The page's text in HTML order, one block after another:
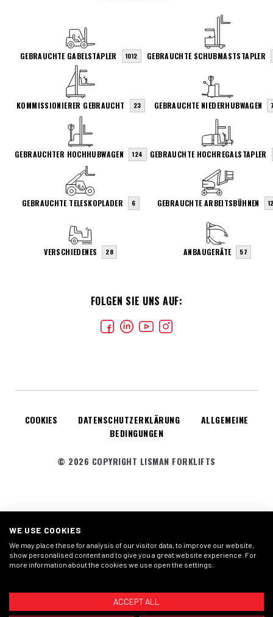
FOLGEN SIE UNS AUF:
GEBRAUCHTE GABELSTAPLER 1012 GEBRAUCHTE SCHUBMASTSTAPLER
KOMMISSIONIERER GEBRAUCHT 23 GEBRAUCHTE NIEDERHUBWAGEN
GEBRAUCHTER HOCHHUBWAGEN 124 GEBRAUCHTE HOCHREGALSTAPLER
GEBRAUCHTE TELESKOPLADER 6 GEBRAUCHTE ARBEITSBÜHNEN
VERSCHIEDENES 28 ANBAUGERÄTE 57
COOKIES DATENSCHUTZERKLÄRUNG
ALLGEMEINE
BEDINGUNGEN
© 2026 COPYRIGHT LISMAN FORKLIFTS
WE USE COOKIES
We may place these for analysis of our visitor data, to improve our website,
show personalised content and to give you a great website experience. For
more information about the cookies we use open the settings.
ACCEPT ALL